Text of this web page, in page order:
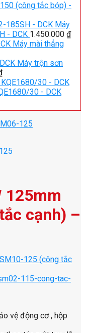
(công tắc bóp) -
Máy
- DCK 1.450.000 ₫
Máy mài thẳng
Máy trộn sơn
30 - DCK
125mm
cạnh) –
vệ động cơ , hộp